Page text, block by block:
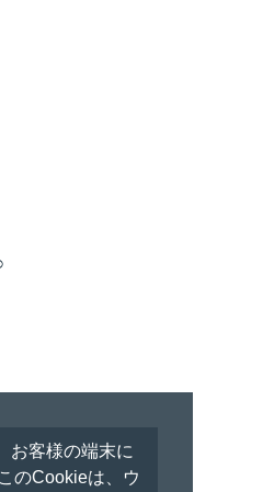
お客様の端末に
のCookieは、ウ